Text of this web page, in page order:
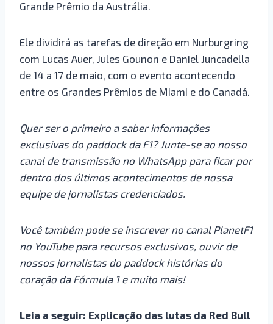
Grande Prêmio da Austrália.
Ele dividirá as tarefas de direção em Nurburgring
com Lucas Auer, Jules Gounon e Daniel Juncadella
de 14 a 17 de maio, com o evento acontecendo
entre os Grandes Prêmios de Miami e do Canadá.
Quer ser o primeiro a saber informações
exclusivas do paddock da F1? Junte-se ao nosso
canal de transmissão no WhatsApp para ficar por
dentro dos últimos acontecimentos de nossa
equipe de jornalistas credenciados.
Você também pode se inscrever no canal PlanetF1
no YouTube para recursos exclusivos, ouvir de
nossos jornalistas do paddock histórias do
coração da Fórmula 1 e muito mais!
Leia a seguir: Explicação das lutas da Red Bull